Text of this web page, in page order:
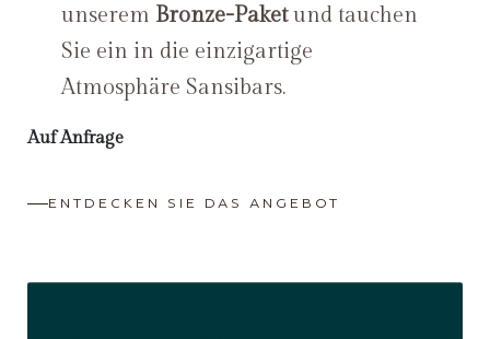
unserem Bronze-Paketund tauchen
Sie ein in die einzigartige
Atmosphäre Sansibars.
Auf Anfrage
ENTDECKEN SIE DAS ANGEBOT